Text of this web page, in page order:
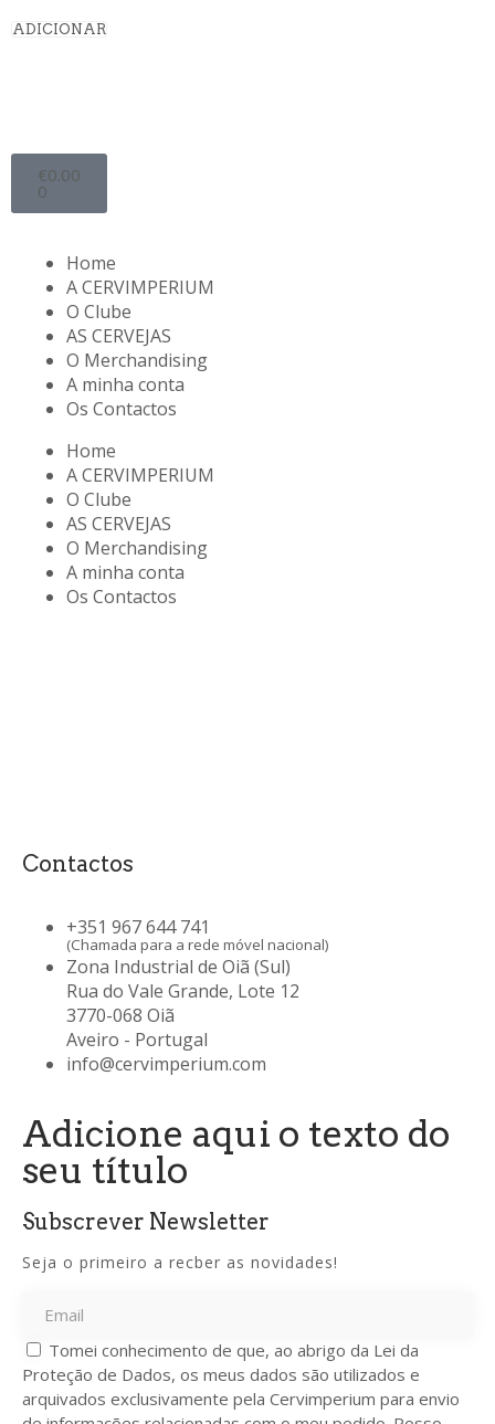
ADICIONAR
€0.00
0
Home
A CERVIMPERIUM
O Clube
AS CERVEJAS
O Merchandising
A minha conta
Os Contactos
Home
A CERVIMPERIUM
O Clube
AS CERVEJAS
O Merchandising
A minha conta
Os Contactos
Contactos
+351 967 644 741
(Chamada para a rede móvel nacional)
Zona Industrial de Oiã (Sul)
Rua do Vale Grande, Lote 12
3770-068 Oiã
Aveiro - Portugal
info@cervimperium.com
Adicione aqui o texto do
seu título
Subscrever Newsletter
Seja o primeiro a recber as novidades!
Tomei conhecimento de que, ao abrigo da Lei da
Proteção de Dados, os meus dados são utilizados e
arquivados exclusivamente pela Cervimperium para envio